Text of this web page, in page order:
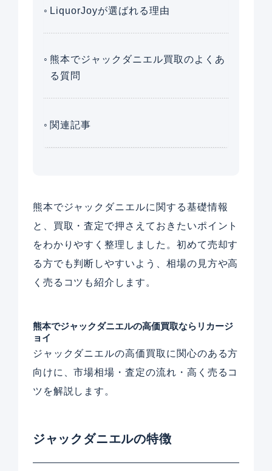
LiquorJoyが選ばれる理由
熊本でジャックダニエル買取のよくあ
る質問
関連記事
熊本でジャックダニエルに関する基礎情報
と、買取・査定で押さえておきたいポイント
をわかりやすく整理しました。初めて売却す
る方でも判断しやすいよう、相場の見方や高
く売るコツも紹介します。
熊本でジャックダニエルの高価買取ならリカージ
ョイ
ジャックダニエルの高価買取に関心のある方
向けに、市場相場・査定の流れ・高く売るコ
ツを解説します。
ジャックダニエルの特徴